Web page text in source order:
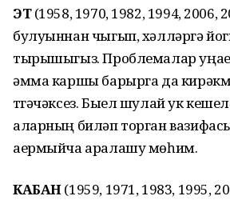
ЭТ(1958, 1970, 1982, 1994, 2006,
булуыннан чыгып, хәлләргә
тырышыгыз. Проблемалар
әмма каршы барырга да
түгәчәксез. Быел шулай ук
аларның биләп торган
аермыйча аралашу мөһим.
КАБАН(1959, 1971, 1983, 1995,